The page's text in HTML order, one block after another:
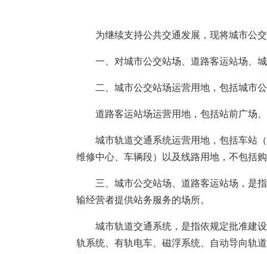
为继续支持公共交通发展，现将城市公交
一、对城市公交站场、道路客运站场、城
二、城市公交站场运营用地，包括城市公
道路客运站场运营用地，包括站前广场、
城市轨道交通系统运营用地，包括车站（
维修中心、车辆段）以及线路用地，不包括
三、城市公交站场、道路客运站场，是指
输经营者提供站务服务的场所。
城市轨道交通系统，是指依规定批准建设
轨系统、有轨电车、磁浮系统、自动导向轨